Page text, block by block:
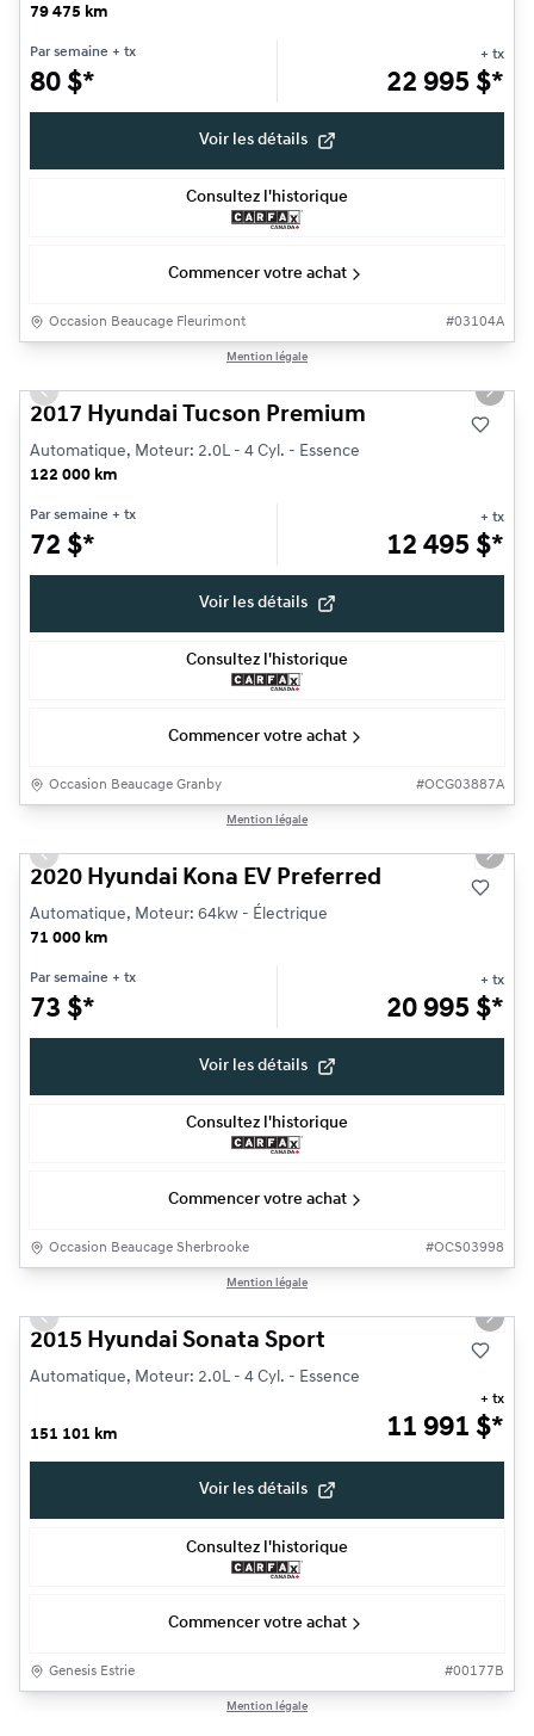
79 475 km
Par semaine + tx
80 $*
+ tx
22 995 $*
Voir les détails
Consultez l'historique
Commencer votre achat
Occasion Beaucage Fleurimont #03104A
Mention légale
Previous slide Next
2017 Hyundai Tucson Premium
Automatique, Moteur: 2.0L - 4 Cyl. - Essence
122 000 km
Par semaine + tx
72 $*
+ tx
12 495 $*
Voir les détails
Consultez l'historique
Commencer votre achat
Occasion Beaucage Granby #OCG03887A
Mention légale
Previous slide Next
2020 Hyundai Kona EV Preferred
Automatique, Moteur: 64kw - Électrique
71 000 km
Par semaine + tx
73 $*
+ tx
20 995 $*
Voir les détails
Consultez l'historique
Commencer votre achat
Occasion Beaucage Sherbrooke #OCS03998
Mention légale
Previous slide Next
2015 Hyundai Sonata Sport
Automatique, Moteur: 2.0L - 4 Cyl. - Essence
151 101 km 11 991 $*
+ tx
Voir les détails
Consultez l'historique
Commencer votre achat
Genesis Estrie #00177B
Mention légale